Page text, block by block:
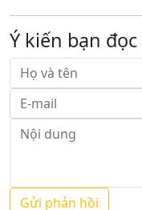
Ý kiến bạn đọc